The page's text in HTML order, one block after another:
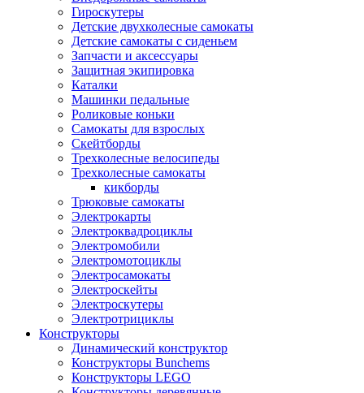
Гироскутеры
Детские двухколесные самокаты
Детские самокаты с сиденьем
Запчасти и аксессуары
Защитная экипировка
Каталки
Машинки педальные
Роликовые коньки
Самокаты для взрослых
Скейтборды
Трехколесные велосипеды
Трехколесные самокаты
кикборды
Трюковые самокаты
Электрокарты
Электроквадроциклы
Электромобили
Электромотоциклы
Электросамокаты
Электроскейты
Электроскутеры
Электротрициклы
Конструкторы
Динамический конструктор
Конструкторы Bunchems
Конструкторы LEGO